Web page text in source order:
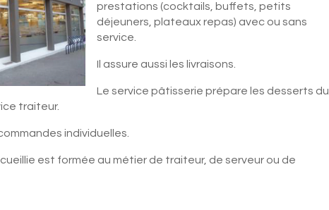
prestations (cocktails, buffets, petits
déjeuners, plateaux repas) avec ou sans
service.
Il assure aussi les livraisons.
Le service pâtisserie prépare les desserts du
traiteur.
individuelles.
est formée au métier de traiteur, de serveur ou de